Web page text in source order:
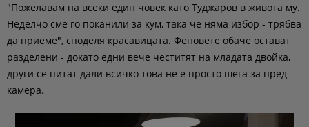
"Пожелавам на всеки един човек като Туджаров в живота му.
Неделчо сме го поканили за кум, така че няма избор - трябва
да приеме", споделя красавицата. Феновете обаче остават
разделени - докато едни вече честитят на младата двойка,
други се питат дали всичко това не е просто шега за пред
камера.